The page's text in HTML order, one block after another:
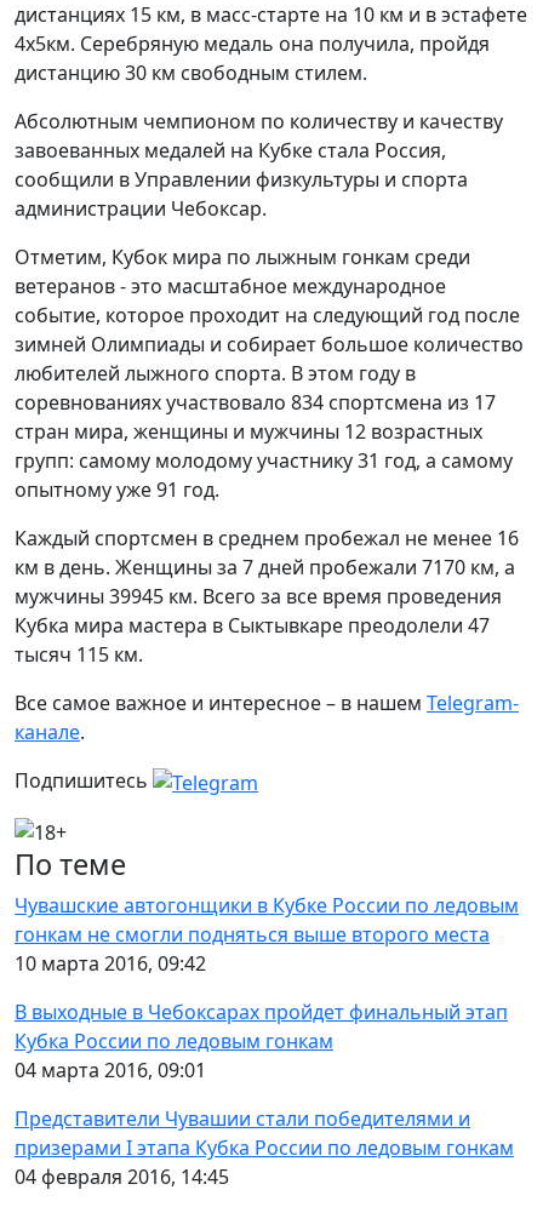
дистанциях 15 км, в масс-старте на 10 км и в эстафете
4х5км. Серебряную медаль она получила, пройдя
дистанцию 30 км свободным стилем.
Абсолютным чемпионом по количеству и качеству
завоеванных медалей на Кубке стала Россия,
сообщили в Управлении физкультуры и спорта
администрации Чебоксар.
Отметим, Кубок мира по лыжным гонкам среди
ветеранов - это масштабное международное
событие, которое проходит на следующий год после
зимней Олимпиады и собирает большое количество
любителей лыжного спорта. В этом году в
соревнованиях участвовало 834 спортсмена из 17
стран мира, женщины и мужчины 12 возрастных
групп: самому молодому участнику 31 год, а самому
опытному уже 91 год.
Каждый спортсмен в среднем пробежал не менее 16
км в день. Женщины за 7 дней пробежали 7170 км, а
мужчины 39945 км. Всего за все время проведения
Кубка мира мастера в Сыктывкаре преодолели 47
тысяч 115 км.
Все самое важное и интересное – в нашем Telegram-
канале.
Подпишитесь
По теме
Чувашские автогонщики в Кубке России по ледовым
гонкам не смогли подняться выше второго места
10 марта 2016, 09:42
В выходные в Чебоксарах пройдет финальный этап
Кубка России по ледовым гонкам
04 марта 2016, 09:01
Представители Чувашии стали победителями и
призерами I этапа Кубка России по ледовым гонкам
04 февраля 2016, 14:45